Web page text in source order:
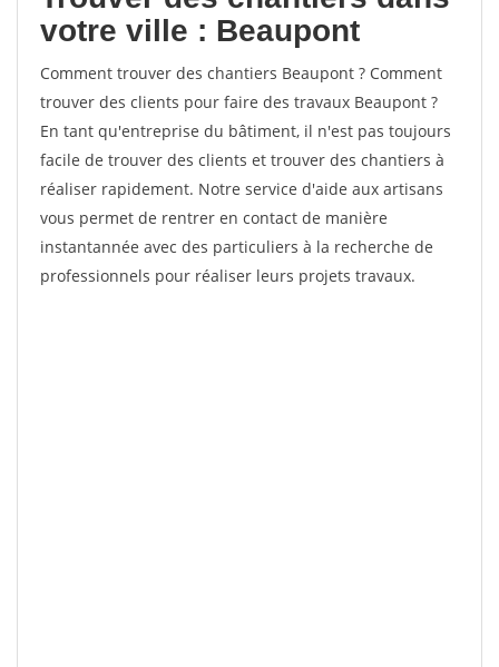
votre ville : Beaupont
Comment trouver des chantiers Beaupont ? Comment
trouver des clients pour faire des travaux Beaupont ?
En tant qu'entreprise du bâtiment, il n'est pas toujours
facile de trouver des clients et trouver des chantiers à
réaliser rapidement. Notre service d'aide aux artisans
vous permet de rentrer en contact de manière
instantannée avec des particuliers à la recherche de
professionnels pour réaliser leurs projets travaux.